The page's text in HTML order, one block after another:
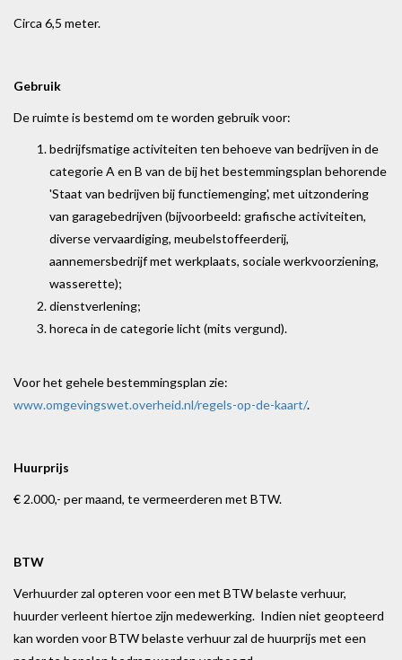
Circa 6,5 meter.
Gebruik
De ruimte is bestemd om te worden gebruik voor:
bedrijfsmatige activiteiten ten behoeve van bedrijven in de
categorie A en B van de bij het bestemmingsplan behorende
'Staat van bedrijven bij functiemenging', met uitzondering
van garagebedrijven (bijvoorbeeld: grafische activiteiten,
diverse vervaardiging, meubelstoffeerderij,
aannemersbedrijf met werkplaats, sociale werkvoorziening,
wasserette);
dienstverlening;
horeca in de categorie licht (mits vergund).
Voor het gehele bestemmingsplan zie:
www.omgevingswet.overheid.nl/regels-op-de-kaart/.
Huurprijs
€ 2.000,- per maand, te vermeerderen met BTW.
BTW
Verhuurder zal opteren voor een met BTW belaste verhuur,
huurder verleent hiertoe zijn medewerking. Indien niet geopteerd
kan worden voor BTW belaste verhuur zal de huurprijs met een